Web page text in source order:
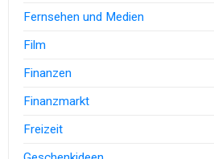
Fernsehen und Medien
Film
Finanzen
Finanzmarkt
Freizeit